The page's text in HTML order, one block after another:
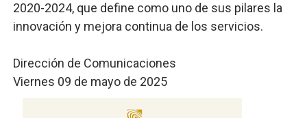
2020-2024, que define como uno de sus pilares la
innovación y mejora continua de los servicios.
Dirección de Comunicaciones
Viernes 09 de mayo de 2025